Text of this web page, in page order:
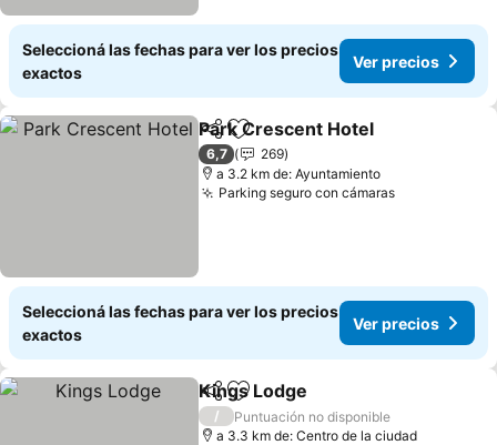
Seleccioná las fechas para ver los precios
exactos
Ver precios
CompartirAñadir a favoritos
Park Crescent Hotel
6,7
269
a 3.2 km de: Ayuntamiento
Parking seguro con cámaras
Seleccioná las fechas para ver los precios
exactos
Ver precios
CompartirAñadir a favoritos
Kings Lodge
/
Puntuación no disponible
a 3.3 km de: Centro de la ciudad